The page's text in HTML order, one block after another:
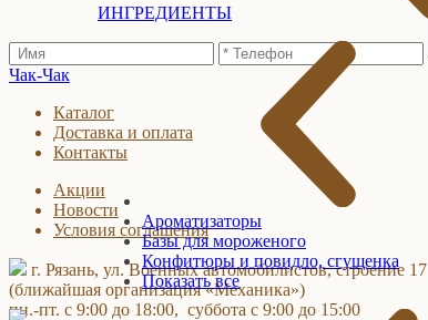
ИНГРЕДИЕНТЫ
Ароматизаторы
Базы для мороженого
Конфитюры и повидло, сгущенка
Показать все
Чак-Чак
Каталог
Доставка и оплата
Контакты
Акции
Новости
Условия соглашения
г. Рязань, ул. Военных автомобилистов, строение 17
(ближайшая организация «Механика»)
пн.-пт. с 9:00 до 18:00, суббота с 9:00 до 15:00